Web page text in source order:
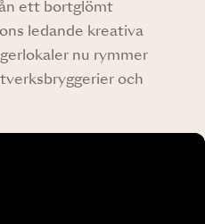
ett bortglömt
ledande kreativa
nu rymmer
och